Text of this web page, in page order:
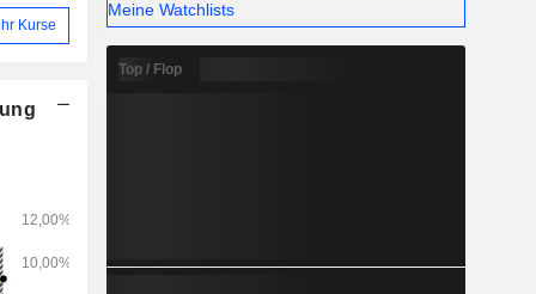
Kurse
Meine Watchlists
Top / Flop